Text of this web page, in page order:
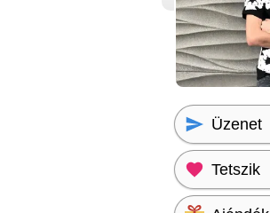
Üzenet
Tetszik